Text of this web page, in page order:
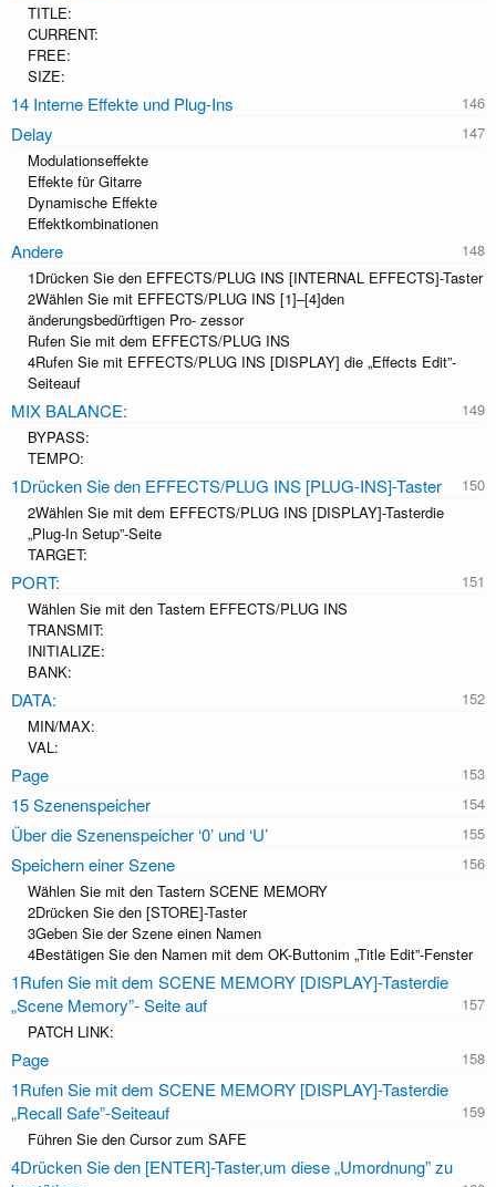
TITLE:
CURRENT:
FREE:
SIZE:
14 Interne Effekte und Plug-Ins
Delay
Modulationseffekte
Effekte für Gitarre
Dynamische Effekte
Effektkombinationen
Andere
1Drücken Sie den EFFECTS/PLUG INS [INTERNAL EFFECTS]-Taster
2Wählen Sie mit EFFECTS/PLUG INS [1]–[4]den
änderungsbedürftigen Pro- zessor
Rufen Sie mit dem EFFECTS/PLUG INS
4Rufen Sie mit EFFECTS/PLUG INS [DISPLAY] die „Effects Edit”-
Seiteauf
MIX BALANCE:
BYPASS:
TEMPO:
1Drücken Sie den EFFECTS/PLUG INS [PLUG-INS]-Taster
2Wählen Sie mit dem EFFECTS/PLUG INS [DISPLAY]-Tasterdie
„Plug-In Setup”-Seite
TARGET:
PORT:
Wählen Sie mit den Tastern EFFECTS/PLUG INS
TRANSMIT:
INITIALIZE:
BANK:
DATA:
MIN/MAX:
VAL:
Page
15 Szenenspeicher
Über die Szenenspeicher ‘0’ und ‘U’
Speichern einer Szene
Wählen Sie mit den Tastern SCENE MEMORY
2Drücken Sie den [STORE]-Taster
3Geben Sie der Szene einen Namen
4Bestätigen Sie den Namen mit dem OK-Buttonim „Title Edit”-Fenster
1Rufen Sie mit dem SCENE MEMORY [DISPLAY]-Tasterdie
„Scene Memory”- Seite auf
PATCH LINK:
Page
1Rufen Sie mit dem SCENE MEMORY [DISPLAY]-Tasterdie
„Recall Safe”-Seiteauf
Führen Sie den Cursor zum SAFE
4Drücken Sie den [ENTER]-Taster,um diese „Umordnung” zu